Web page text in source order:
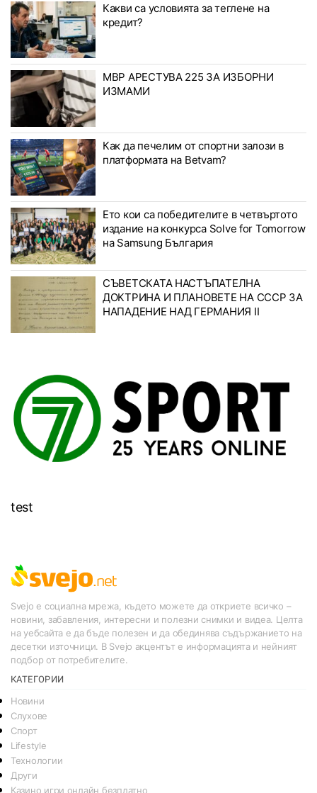
Какви са условията за теглене на
кредит?
МВР АРЕСТУВА 225 ЗА ИЗБОРНИ
ИЗМАМИ
Как да печелим от спортни залози в
платформата на Betvam?
Ето кои са победителите в четвъртото
издание на конкурса Solve for Tomorrow
на Samsung България
СЪВЕТСКАТА НАСТЪПАТЕЛНА
ДОКТРИНА И ПЛАНОВЕТЕ НА СССР ЗА
НАПАДЕНИЕ НАД ГЕРМАНИЯ II
test
Svejo е социална мрежа, където можете да откриете всичко –
новини, забавления, интересни и полезни снимки и видеа. Целта
на уебсайта е да бъде полезен и да обединява съдържанието на
десетки източници. В Svejo акцентът е информацията и нейният
подбор от потребителите.
КАТЕГОРИИ
Новини
Слухове
Спорт
Lifestyle
Технологии
Други
Казино игри онлайн безплатно